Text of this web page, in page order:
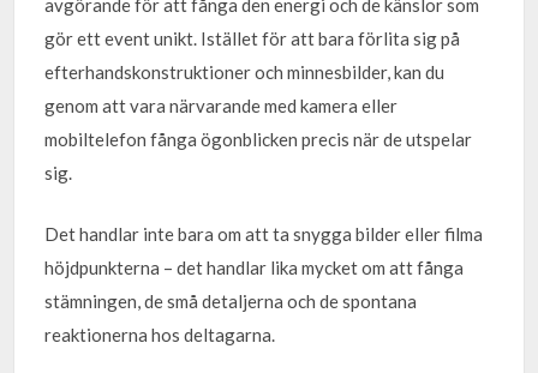
avgörande för att fånga den energi och de känslor som
gör ett event unikt. Istället för att bara förlita sig på
efterhandskonstruktioner och minnesbilder, kan du
genom att vara närvarande med kamera eller
mobiltelefon fånga ögonblicken precis när de utspelar
sig.
Det handlar inte bara om att ta snygga bilder eller filma
höjdpunkterna – det handlar lika mycket om att fånga
stämningen, de små detaljerna och de spontana
reaktionerna hos deltagarna.